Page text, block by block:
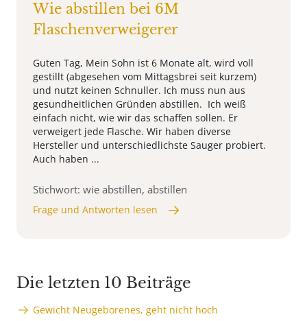
Wie abstillen bei 6M
Flaschenverweigerer
Guten Tag, Mein Sohn ist 6 Monate alt, wird voll
gestillt (abgesehen vom Mittagsbrei seit kurzem)
und nutzt keinen Schnuller. Ich muss nun aus
gesundheitlichen Gründen abstillen. Ich weiß
einfach nicht, wie wir das schaffen sollen. Er
verweigert jede Flasche. Wir haben diverse
Hersteller und unterschiedlichste Sauger probiert.
Auch haben ...
Stichwort: wie abstillen, abstillen
Frage und Antworten lesen
Die letzten 10 Beiträge
Gewicht Neugeborenes, geht nicht hoch